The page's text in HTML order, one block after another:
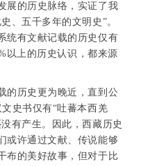
的历史脉络，实证了我
、五千多年的文明史”。
统有文献记载的历史仅有
以上的历史认识，都来源
历史更为晚近，直到公
史书仅有“吐蕃本西羌
有产生。因此，西藏历史
或许通过文献、传说能够
布的美好故事，但对于比